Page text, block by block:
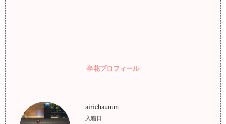
卒花プロフィール
airichauuun
入籍日 ---